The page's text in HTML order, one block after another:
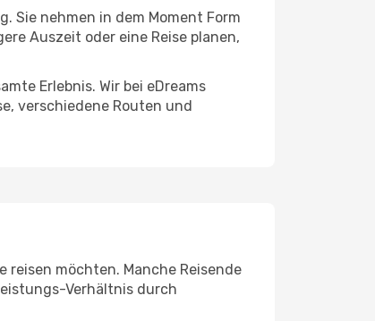
Sie nehmen in dem Moment Form
Auszeit oder eine Reise planen,
Erlebnis. Wir bei eDreams
verschiedene Routen und
reisen möchten. Manche Reisende
Verhältnis durch